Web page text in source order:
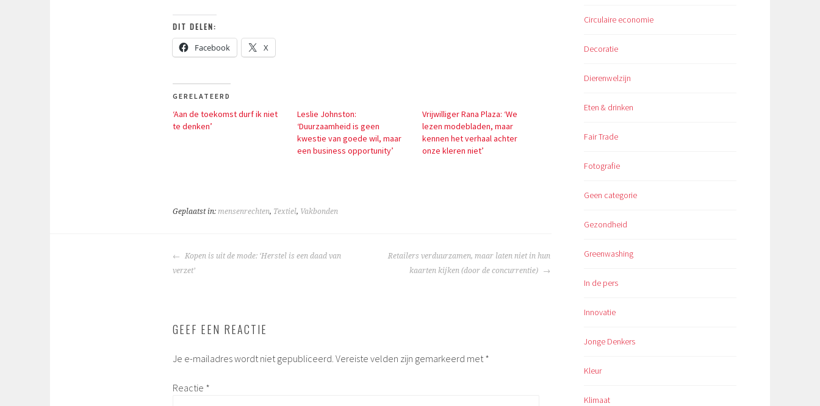
DIT DELEN:
Facebook X
GERELATEERD
‘Aan de toekomst durf ik niet
te denken’
Leslie Johnston:
‘Duurzaamheid is geen
kwestie van goede wil, maar
een business opportunity’
Vrijwilliger Rana Plaza: ‘We
lezen modebladen, maar
kennen het verhaal achter
onze kleren niet’
Geplaatst in: mensenrechten, Textiel, Vakbonden
BERICHTNAVIGATIE
Kopen is uit de mode: ‘Herstel is een daad van
verzet’
Retailers verduurzamen, maar laten niet in hun
kaarten kijken (door de concurrentie)
GEEF EEN REACTIE
Je e-mailadres wordt niet gepubliceerd. Vereiste velden zijn gemarkeerd met*
Reactie *
Circulaire economie
Decoratie
Dierenwelzijn
Eten & drinken
Fair Trade
Fotografie
Geen categorie
Gezondheid
Greenwashing
In de pers
Innovatie
Jonge Denkers
Kleur
Klimaat